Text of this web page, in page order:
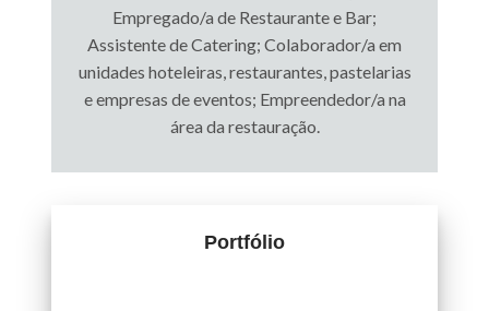
Empregado/a de Restaurante e Bar;
Assistente de Catering; Colaborador/a em
unidades hoteleiras, restaurantes, pastelarias
e empresas de eventos; Empreendedor/a na
área da restauração.
Portfólio